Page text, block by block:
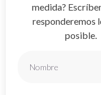
medida?
responderemos
posible.